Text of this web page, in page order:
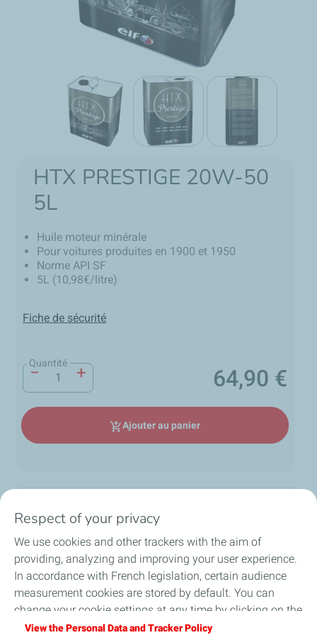
HTX PRESTIGE 20W-50
5L
Huile moteur minérale
Pour voitures produites en 1900 et 1950
Norme API SF
5L (10,98€/litre)
Fiche de sécurité
Quantité
− + Prix
64,90 €
add_shopping_cartAjouter au panier
Description
HTX prestige 20W50, une huile
moteur moteur pour voitures
classiques
La viscosité élévée de l'huile moteur HTX prestige
20W50 permet de minimiser les pertes d'huiles sur les
local_shipping
Expédition sous 24h en
France Métropolitaine
group
Un équipe d'experts à
votre écoute
lock
Paiement sécurisé et
confidentiel
loop
Respect of your privacy
We use cookies and other trackers with the aim of
providing, analyzing and improving your user experience.
In accordance with French legislation, certain audience
measurement cookies are stored by default. You can
change your cookie settings at any time by clicking on the
"Manage my cookies" button. By clicking on the "Accept"
View the Personal Data and Tracker Policy